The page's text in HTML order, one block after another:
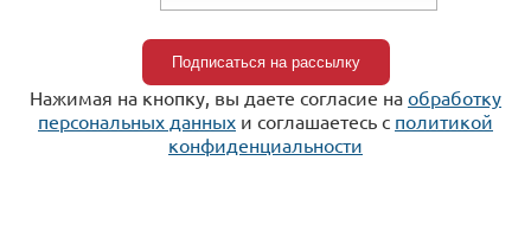
Нажимая на кнопку, вы даете согласие на обработку
персональных данных и соглашаетесь c политикой
конфиденциальности